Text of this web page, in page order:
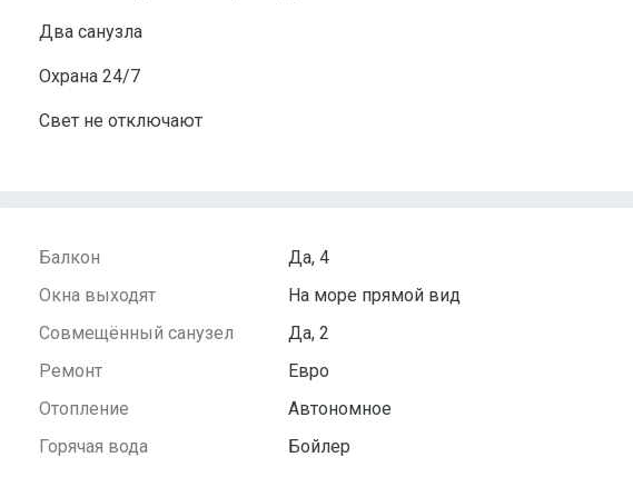
Два санузла
Охрана 24/7
Свет не отключают
Балкон
Да, 4
Окна выходят
На море прямой вид
Совмещённый санузел
Да, 2
Ремонт
Евро
Отопление
Автономное
Горячая вода
Бойлер